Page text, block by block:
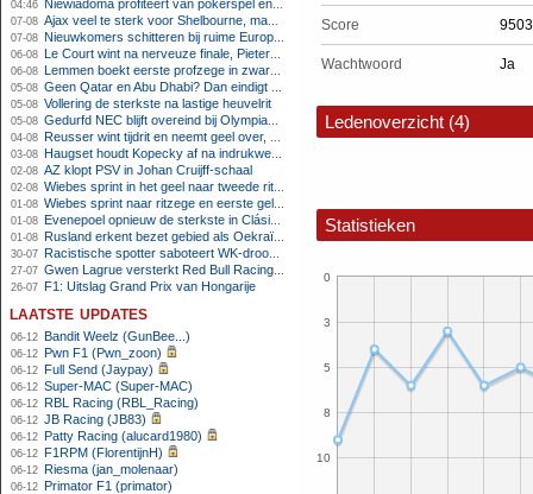
04:46 Niewiadoma profiteert van pokerspel en grijpt geel op Ventoux
07-08 Ajax veel te sterk voor Shelbourne, maar houdt schade beperkt
07-08 Nieuwkomers schitteren bij ruime Europese zege FC Twente
06-08 Le Court wint na nerveuze finale, Pieterse derde
06-08 Lemmen boekt eerste profzege in zware Ronde van Polen-rit
05-08 Geen Qatar en Abu Dhabi? Dan eindigt Formule 1-seizoen mogelijk in Europa
05-08 Vollering de sterkste na lastige heuvelrit
05-08 Gedurfd NEC blijft overeind bij Olympiakos
04-08 Reusser wint tijdrit en neemt geel over, Nooijen knap tweede
03-08 Haugset houdt Kopecky af na indrukwekkende solo van 86 kilometer
02-08 AZ klopt PSV in Johan Cruijff-schaal
02-08 Wiebes sprint in het geel naar tweede ritzege
01-08 Wiebes sprint naar ritzege en eerste gele trui in Tour Femmes
01-08 Evenepoel opnieuw de sterkste in Clásica San Sebastián
01-08 Rusland erkent bezet gebied als Oekraïens voor opheffing IOC-schorsing
30-07 Racistische spotter saboteert WK-droom van powerliftster
27-07 Gwen Lagrue versterkt Red Bull Racing vanaf 2027
26-07 F1: Uitslag Grand Prix van Hongarije
laatste updates
06-12 Bandit Weelz (GunBee...)
06-12 Pwn F1 (Pwn_zoon)
06-12 Full Send (Jaypay)
06-12 Super-MAC (Super-MAC)
06-12 RBL Racing (RBL_Racing)
06-12 JB Racing (JB83)
06-12 Patty Racing (alucard1980)
06-12 F1RPM (FlorentijnH)
06-12 Riesma (jan_molenaar)
06-12 Primator F1 (primator)
Score 9503
Wachtwoord Ja
Ledenoverzicht (4)
Statistieken
0
3
5
8
10